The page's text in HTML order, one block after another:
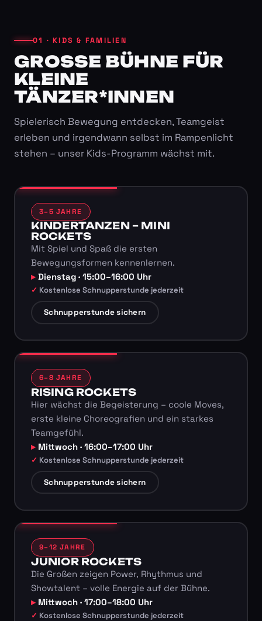
01 · KIDS & FAMILIEN
GROSSE BÜHNE FÜR K
LEINE T
ÄNZER*INNEN
Spielerisch Bewegung entdecken, Teamgeist
erleben und irgendwann selbst im Rampenlicht
stehen – unser Kids-Programm wächst mit.
3–5 JAHRE
KINDERTANZEN – MINI
ROCKETS
Mit Spiel und Spaß die ersten
Bewegungsformen kennenlernen.
Dienstag · 15:00–16:00 Uhr
Kostenlose Schnupperstunde jederzeit
Schnupperstunde sichern
6–8 JAHRE
RISING ROCKETS
Hier wächst die Begeisterung – coole Moves,
erste kleine Choreografien und ein starkes
Teamgefühl.
Mittwoch · 16:00–17:00 Uhr
Kostenlose Schnupperstunde jederzeit
Schnupperstunde sichern
9–12 JAHRE
JUNIOR ROCKETS
Die Großen zeigen Power, Rhythmus und
Showtalent – volle Energie auf der Bühne.
Mittwoch · 17:00–18:00 Uhr
Kostenlose Schnupperstunde jederzeit